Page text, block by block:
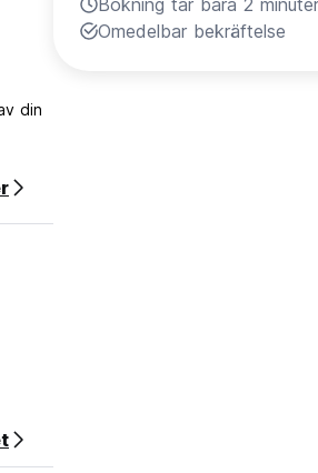
din
Bokning tar bara 2 minuter
Omedelbar bekräftelse